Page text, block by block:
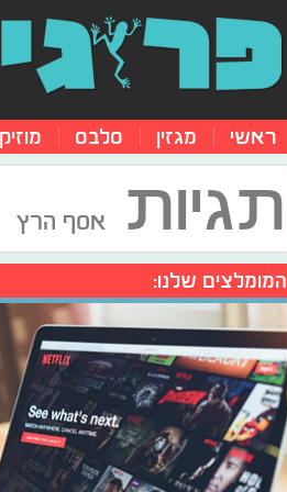
ראשי מגזין סלבס
תגיות אסף הרץ
המומלצים שלנו: